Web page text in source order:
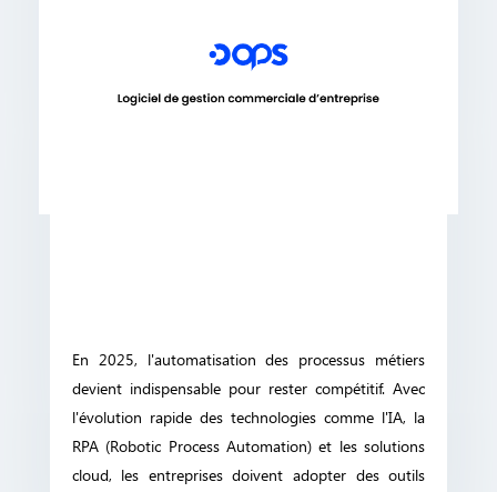
En 2025, l'automatisation des processus métiers
devient indispensable pour rester compétitif. Avec
l'évolution rapide des technologies comme l'IA, la
RPA (Robotic Process Automation) et les solutions
cloud, les entreprises doivent adopter des outils